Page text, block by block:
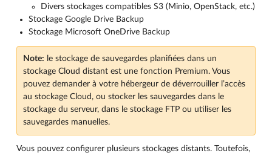
Divers stockages compatibles S3 (Minio, OpenStack, etc.)
Stockage Google Drive Backup
Stockage Microsoft OneDrive Backup
Note: le stockage de sauvegardes planifiées dans un
stockage Cloud distant est une fonction Premium. Vous
pouvez demander à votre hébergeur de déverrouiller l’accès
au stockage Cloud, ou stocker les sauvegardes dans le
stockage du serveur, dans le stockage FTP ou utiliser les
sauvegardes manuelles.
Vous pouvez configurer plusieurs stockages distants. Toutefois,